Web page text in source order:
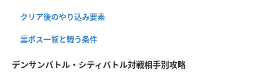
クリア後のやり込み要素
裏ボス一覧と戦う条件
デンサンバトル・シティバトル対戦相手別攻略